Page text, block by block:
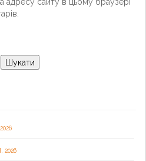
адресу сайту в цьому браузері
2026